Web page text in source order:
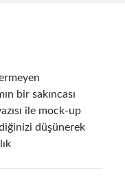
bir sakıncası
ile mock-up
düşünerek